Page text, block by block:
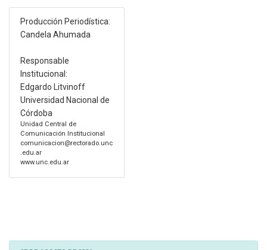
Producción Periodística:
Candela Ahumada
Responsable
Institucional:
Edgardo Litvinoff
Universidad Nacional de
Córdoba
Unidad Central de
Comunicación Institucional
comunicacion@rectorado.unc
.edu.ar
www.unc.edu.ar